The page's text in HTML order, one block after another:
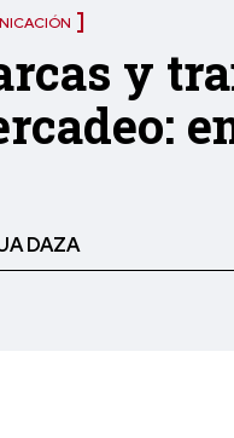
y
DAZA